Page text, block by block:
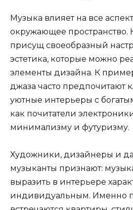
Музыка влияет на все
окружающее
присущ своеобразный
эстетика, которые можно
элементы дизайна. К
джаза часто предпочитают
уютные интерьеры с
как почитатели
минимализму и футуризму.
Художники, дизайнеры и
музыканты признают:
выразить в интерьере
индивидуальным. Именно